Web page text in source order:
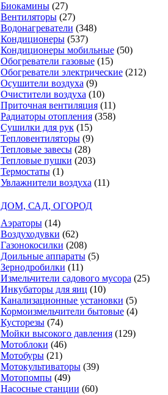
Биокамины (27)
Вентиляторы (27)
Водонагреватели (348)
Кондиционеры (537)
Кондиционеры мобильные (50)
Обогреватели газовые (15)
Обогреватели электрические (212)
Осушители воздуха (9)
Очистители воздуха (10)
Приточная вентиляция (11)
Радиаторы отопления (358)
Сушилки для рук (15)
Тепловентиляторы (9)
Тепловые завесы (28)
Тепловые пушки (203)
Термостаты (1)
Увлажнители воздуха (11)
ДОМ, САД, ОГОРОД
Аэраторы (14)
Воздуходувки (62)
Газонокосилки (208)
Доильные аппараты (5)
Зернодробилки (11)
Измельчители садового мусора (25)
Инкубаторы для яиц (10)
Канализационные установки (5)
Кормоизмельчители бытовые (4)
Кусторезы (74)
Мойки высокого давления (129)
Мотоблоки (46)
Мотобуры (21)
Мотокультиваторы (39)
Мотопомпы (49)
Насосные станции (60)